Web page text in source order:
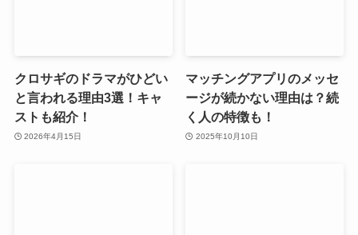
クロサギのドラマがひどい
と言われる理由3選！キャ
ストも紹介！
2026年4月15日
マッチングアプリのメッセ
ージが続かない理由は？続
く人の特徴も！
2025年10月10日